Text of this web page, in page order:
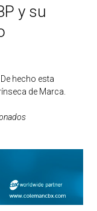
y su
hecho esta
de Marca.